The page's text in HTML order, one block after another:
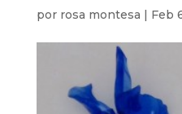
por rosa montesa | Feb